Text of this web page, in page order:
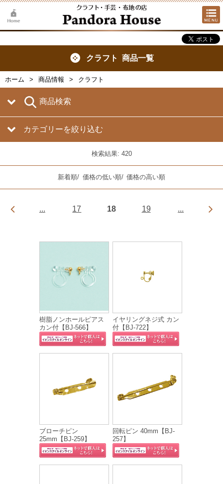
クラフト 商品一覧
ホーム 商品情報 クラフト
商品検索
カテゴリーを絞り込む
検索結果: 420
新着順/ 価格の低い順/ 価格の高い順
... 17 18 19 ...
樹脂ノンホールピアス
カン付【BJ-566】
イヤリングネジ式 カン
付【BJ-722】
ブローチピン
25mm【BJ-259】
回転ピン 40mm【BJ-
257】